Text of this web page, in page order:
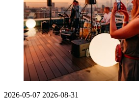
2026-05-07 2026-08-31